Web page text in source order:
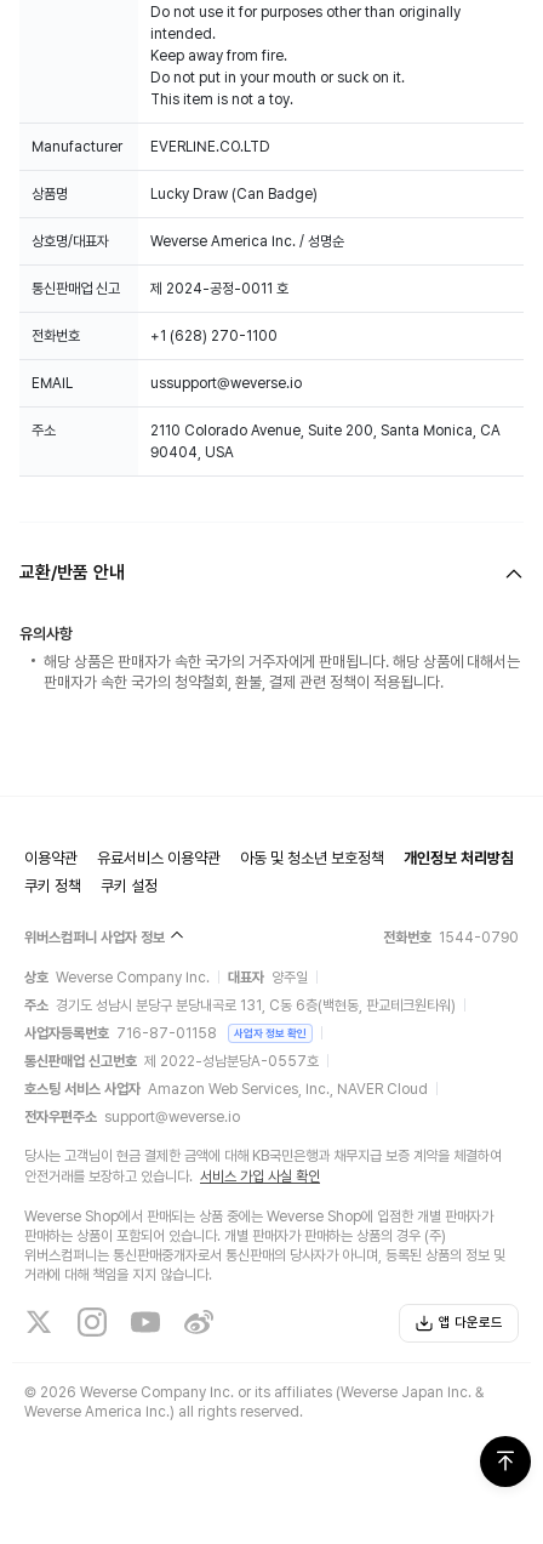
Do not use it for purposes other than originally
intended.
Keep away from fire.
Do not put in your mouth or suck on it.
This item is not a toy.
Manufacturer EVERLINE.CO.LTD
상품명 Lucky Draw (Can Badge)
상호명/대표자 Weverse America Inc. / 성명순
통신판매업 신고 제 2024-공정-0011 호
전화번호 +1 (628) 270-1100
EMAIL ussupport@weverse.io
주소
2110 Colorado Avenue, Suite 200, Santa Monica, CA
90404, USA
교환/반품 안내
유의사항
해당 상품은 판매자가 속한 국가의 거주자에게 판매됩니다. 해당 상품에 대해서는
판매자가 속한 국가의 청약철회, 환불, 결제 관련 정책이 적용됩니다.
이용약관 유료서비스 이용약관 아동 및 청소년 보호정책
개인정보 처리방침
쿠키 정책
쿠키 설정
위버스컴퍼니 사업자 정보 전화번호 1544-0790
상호 Weverse Company Inc. 대표자 양주일
주소 경기도 성남시 분당구 분당내곡로 131, C동 6층(백현동, 판교테크원타워)
사업자등록번호 716-87-01158 사업자 정보 확인
통신판매업 신고번호 제 2022-성남분당A-0557호
호스팅 서비스 사업자 Amazon Web Services, Inc., NAVER Cloud
전자우편주소 support@weverse.io
당사는 고객님이 현금 결제한 금액에 대해 KB국민은행과 채무지급 보증 계약을 체결하여
안전거래를 보장하고 있습니다. 서비스 가입 사실 확인
Weverse Shop에서 판매되는 상품 중에는 Weverse Shop에 입점한 개별 판매자가
판매하는 상품이 포함되어 있습니다. 개별 판매자가 판매하는 상품의 경우 (주)
위버스컴퍼니는 통신판매중개자로서 통신판매의 당사자가 아니며, 등록된 상품의 정보 및
거래에 대해 책임을 지지 않습니다.
앱 다운로드
© 2026 Weverse Company Inc. or its affiliates (Weverse Japan Inc. &
Weverse America Inc.) all rights reserved.